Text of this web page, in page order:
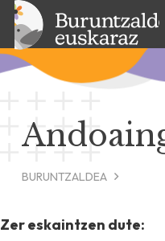
BURUNTZALDEA
Zer eskaintzen dute: